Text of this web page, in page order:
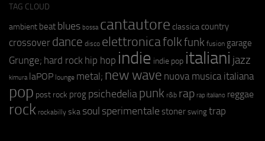
TAG CLOUD
ambient beat blues bossa cantautore classica country
crossover dance disco elettronicafolkfunk fusion garage
Grunge; hard rock hip hop indie indie pop italiani jazz
kimura laPOP lounge metal; new wave nuova musica italiana
pop post rock prog psichedeliapunk r&b rap rap italiano reggae
rock rockabilly ska soul sperimentale stoner swing trap